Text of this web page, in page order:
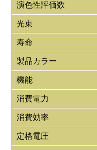
演色性評価数
光束
寿命
製品カラー
機能
消費電力
消費効率
定格電圧